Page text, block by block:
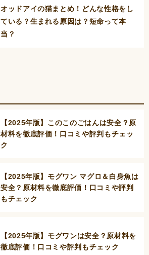
オッドアイの猫まとめ！どんな性格をし
ている？生まれる原因は？短命って本
当？
【2025年版】このこのごはんは安全？原
材料を徹底評価！口コミや評判もチェッ
ク
【2025年版】モグワン マグロ＆白身魚は
安全？原材料を徹底評価！口コミや評判
もチェック
【2025年版】モグワンは安全？原材料を
徹底評価！口コミや評判もチェック